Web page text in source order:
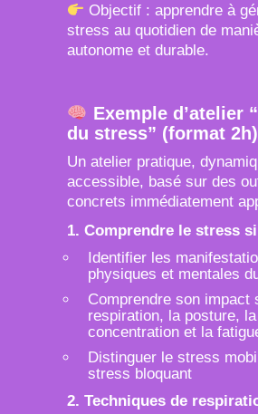
Objectif : apprendre à
stress au quotidien de
autonome et durable.
Exemple d’atelier
du stress” (format 2h)
Un atelier pratique,
accessible, basé sur des
concrets immédiatement
1. Comprendre le stress
Identifier les
physiques et mentales
Comprendre son impact
respiration, la posture, la
concentration et la
Distinguer le stress
stress bloquant
2. Techniques de